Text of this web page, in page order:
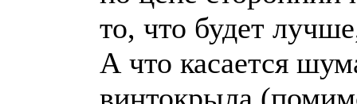
то, что будет
А что касается